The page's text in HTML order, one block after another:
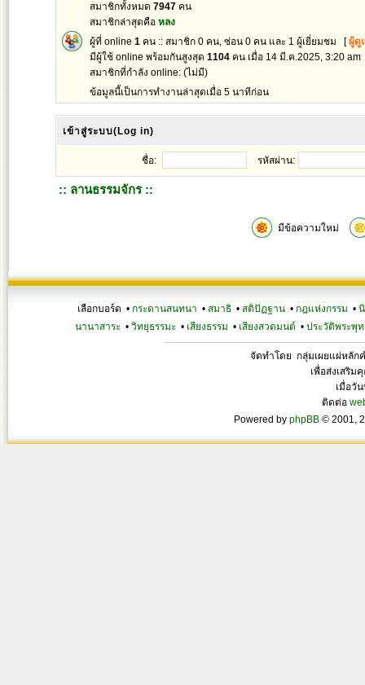
สมาชิกทั้งหมด 7947 คน
สมาชิกล่าสุดคือ หลง
ผู้ที่ online 1 คน :: สมาชิก 0 คน, ซ่อน 0 คน และ 1 ผู้เยี่ยมชม [ผู้ดู
มีผู้ใช้ online พร้อมกันสูงสุด 1104 คน เมื่อ 14 มี.ค.2025, 3:20 am
สมาชิกที่กำลัง online: (ไม่มี)
ข้อมูลนี้เป็นการทำงานล่าสุดเมื่อ 5 นาทีก่อน
เข้าสู่ระบบ(Log in)
ชื่อ: รหัสผ่าน:
:: ลานธรรมจักร ::
มีข้อความใหม่
เลือกบอร์ด • กระดานสนทนา • สมาธิ • สติปัฏฐาน • กฎแห่งกรรม •
นานาสาระ• วิทยุธรรมะ• เสียงธรรม • เสียงสวดมนต์ • ประวัติพระพุท
จัดทำโดย กลุ่มเผยแผ่หลัก
เพื่อส่งเสริม
เมื่อวั
ติดต่อ
Powered by phpBB © 2001,